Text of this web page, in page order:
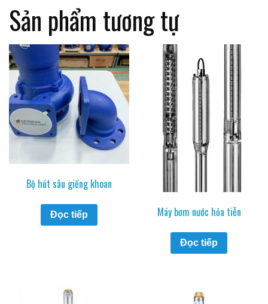
Sản phẩm tương tự
Bộ hút sâu giếng khoan
Đọc tiếp Máy bơm nước hỏa tiễn
Đọc tiếp